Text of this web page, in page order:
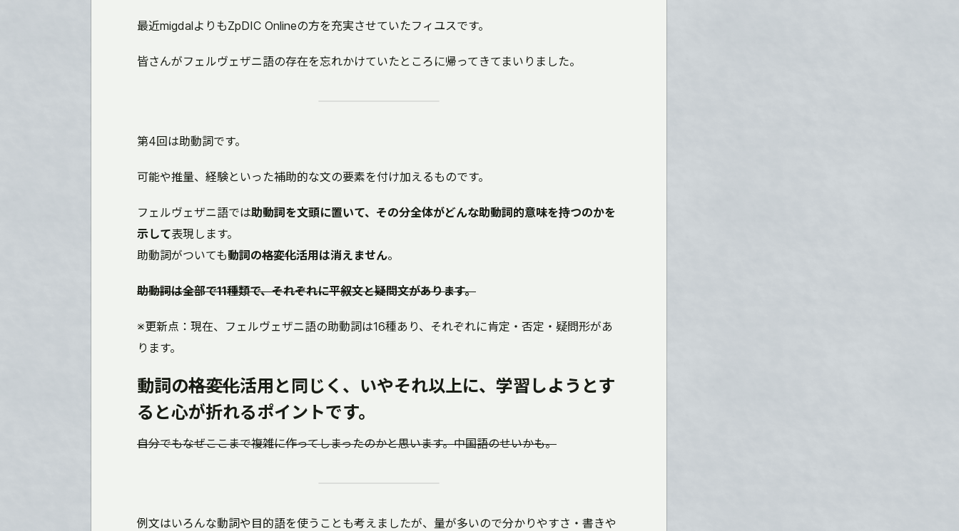
最近migdalよりもZpDIC Onlineの方を充実させていたフィユスです。
皆さんがフェルヴェザニ語の存在を忘れかけていたところに帰ってきてまいりました。
第4回は助動詞です。
可能や推量、経験といった補助的な文の要素を付け加えるものです。
フェルヴェザニ語では助動詞を文頭に置いて、その分全体がどんな助動詞的意味を持つのかを
示して表現します。
助動詞がついても動詞の格変化活用は消えません。
助動詞は全部で11種類で、それぞれに平叙文と疑問文があります。
※更新点：現在、フェルヴェザニ語の助動詞は16種あり、それぞれに肯定・否定・疑問形があ
ります。
動詞の格変化活用と同じく、いやそれ以上に、学習しようとす
ると心が折れるポイントです。
自分でもなぜここまで複雑に作ってしまったのかと思います。中国語のせいかも。
例文はいろんな動詞や目的語を使うことも考えましたが、量が多いので分かりやすさ・書きや